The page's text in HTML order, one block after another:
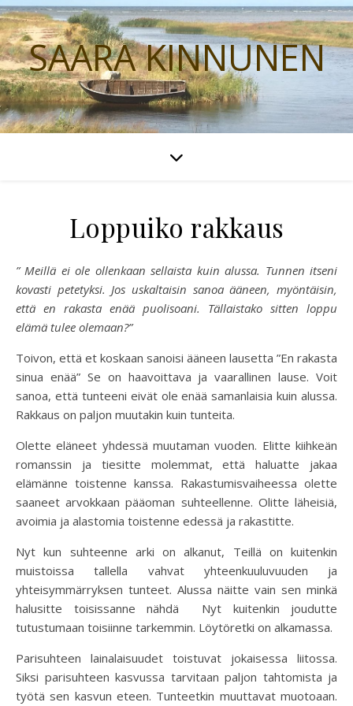
SAARA KINNUNEN
Loppuiko rakkaus
” Meillä ei ole ollenkaan sellaista kuin alussa. Tunnen itseni
kovasti petetyksi. Jos uskaltaisin sanoa ääneen, myöntäisin,
että en rakasta enää puolisoani. Tällaistako sitten loppu
elämä tulee olemaan?”
Toivon, että et koskaan sanoisi ääneen lausetta ”En rakasta
sinua enää” Se on haavoittava ja vaarallinen lause. Voit
sanoa, että tunteeni eivät ole enää samanlaisia kuin alussa.
Rakkaus on paljon muutakin kuin tunteita.
Olette eläneet yhdessä muutaman vuoden. Elitte kiihkeän
romanssin ja tiesitte molemmat, että haluatte jakaa
elämänne toistenne kanssa. Rakastumisvaiheessa olette
saaneet arvokkaan pääoman suhteellenne. Olitte läheisiä,
avoimia ja alastomia toistenne edessä ja rakastitte.
Nyt kun suhteenne arki on alkanut, Teillä on kuitenkin
muistoissa tallella vahvat yhteenkuuluvuuden ja
yhteisymmärryksen tunteet. Alussa näitte vain sen minkä
halusitte toisissanne nähdä Nyt kuitenkin joudutte
tutustumaan toisiinne tarkemmin. Löytöretki on alkamassa.
Parisuhteen lainalaisuudet toistuvat jokaisessa liitossa.
Siksi parisuhteen kasvussa tarvitaan paljon tahtomista ja
työtä sen kasvun eteen. Tunteetkin muuttavat muotoaan.